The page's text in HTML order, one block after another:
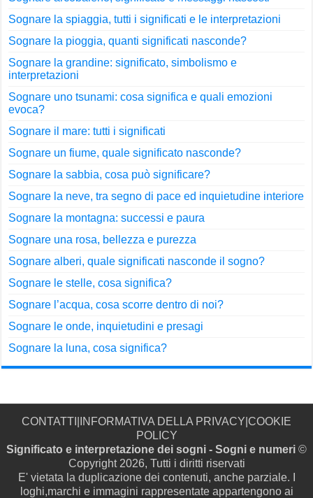
Sognare la spiaggia, tutti i significati e le interpretazioni
Sognare la pioggia, quanti significati nasconde?
Sognare la grandine: significato, simbolismo e
interpretazioni
Sognare uno tsunami: cosa significa e quali emozioni
evoca?
Sognare il mare: tutti i significati
Sognare un fiume, quale significato nasconde?
Sognare la sabbia, cosa può significare?
Sognare la neve, tra segno di pace ed inquietudine interiore
Sognare la montagna: successi e paura
Sognare una rosa, bellezza e purezza
Sognare alberi, quale significati nasconde il sogno?
Sognare le stelle, cosa significa?
Sognare l’acqua, cosa scorre dentro di noi?
Sognare le onde, inquietudini e presagi
Sognare la luna, cosa significa?
CONTATTI INFORMATIVA DELLA PRIVACY COOKIE
POLICY
Significato e interpretazione dei sogni - Sogni e numeri ©
Copyright 2026, Tutti i diritti riservati
E' vietata la duplicazione dei contenuti, anche parziale. I
loghi,marchi e immagini rappresentate appartengono ai